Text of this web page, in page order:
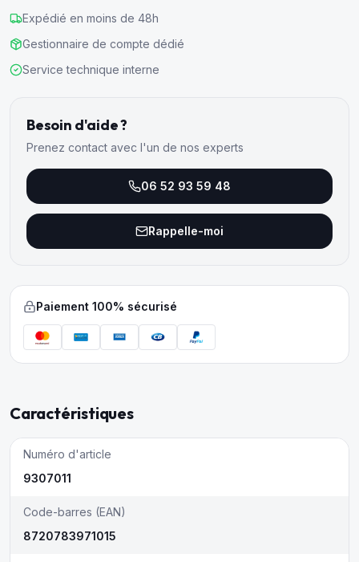
Expédié en moins de 48h
Gestionnaire de compte dédié
Service technique interne
Besoin d'aide ?
Prenez contact avec l'un de nos experts
06 52 93 59 48
Rappelle-moi
Paiement 100% sécurisé
Caractéristiques
Numéro d'article
9307011
Code-barres (EAN)
8720783971015